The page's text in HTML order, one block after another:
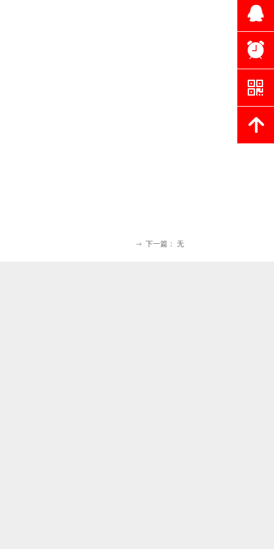
ꁹ 下一篇： 无
뀩
뀥
낃
녕